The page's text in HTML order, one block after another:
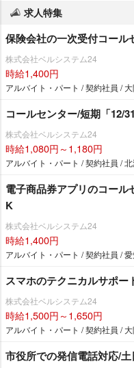
求人特集
保険会社の一次受付コール
株式会社ベルシステム24
時給1,400円
アルバイト・パート / 契約社員 /
コールセンター/短期「12/
株式会社ベルシステム24
時給1,080円～1,180円
アルバイト・パート / 契約社員 /
電子商品券アプリのコール
K
株式会社ベルシステム24
時給1,400円
アルバイト・パート / 契約社員 /
スマホのテクニカルサポ
株式会社ベルシステム24
時給1,500円～1,650円
アルバイト・パート / 契約社員 /
市役所での発信電話対応/